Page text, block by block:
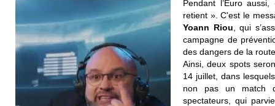
Pendant l’Euro
retient ». C'est le
Yoann Riou , qui
campagne de
des dangers de la
Ainsi, deux spots
14 juillet, dans
non pas un match
spectateurs, qui